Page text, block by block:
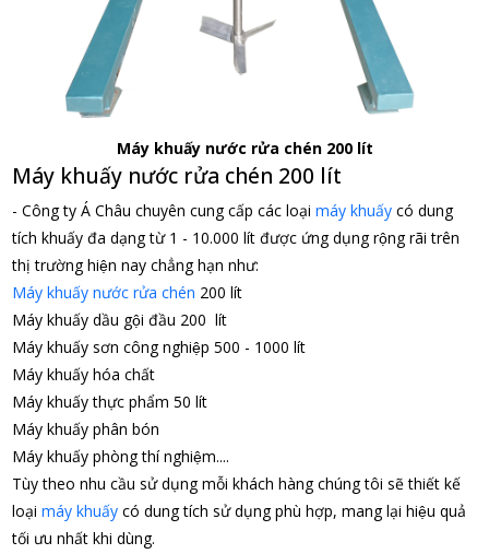
Máy khuấy nước rửa chén 200 lít
Máy khuấy nước rửa chén 200 lít
- Công ty Á Châu chuyên cung cấp các loại máy khuấycó dung
tích khuấy đa dạng từ 1 - 10.000 lít được ứng dụng rộng rãi trên
thị trường hiện nay chẳng hạn như:
Máy khuấy nước rửa chén 200 lít
Máy khuấy dầu gội đầu 200 lít
Máy khuấy sơn công nghiệp 500 - 1000 lít
Máy khuấy hóa chất
Máy khuấy thực phẩm 50 lít
Máy khuấy phân bón
Máy khuấy phòng thí nghiệm....
Tùy theo nhu cầu sử dụng mỗi khách hàng chúng tôi sẽ thiết kế
loại máy khuấycó dung tích sử dụng phù hợp, mang lại hiệu quả
tối ưu nhất khi dùng.